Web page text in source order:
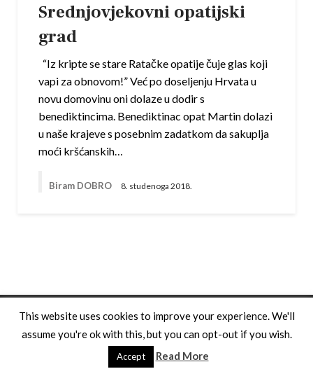
Srednjovjekovni opatijski
grad
“Iz kripte se stare Ratačke opatije čuje glas koji
vapi za obnovom!” Već po doseljenju Hrvata u
novu domovinu oni dolaze u dodir s
benediktincima. Benediktinac opat Martin dolazi
u naše krajeve s posebnim zadatkom da sakuplja
moći kršćanskih…
Biram DOBRO 8. studenoga 2018.
Theme by Silk Themes
This website uses cookies to improve your experience. We'll
assume you're ok with this, but you can opt-out if you wish.
Accept Read More